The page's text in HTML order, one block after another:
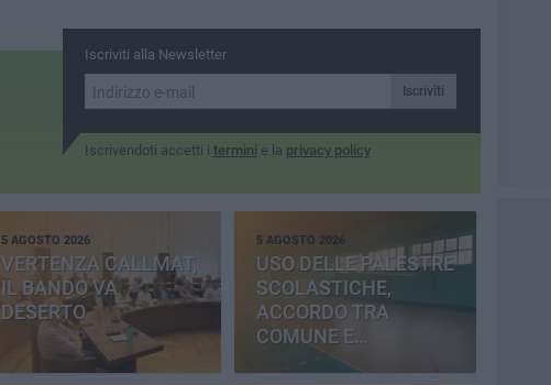
Iscriviti alla Newsletter
Iscriviti
Iscrivendoti accetti i termini e la privacy policy
5 AGOSTO 2026
VERTENZA CALLMAT,
IL BANDO VA
DESERTO
5 AGOSTO 2026
USO DELLE PALESTRE
SCOLASTICHE,
ACCORDO TRA
COMUNE E
PROVINCIA